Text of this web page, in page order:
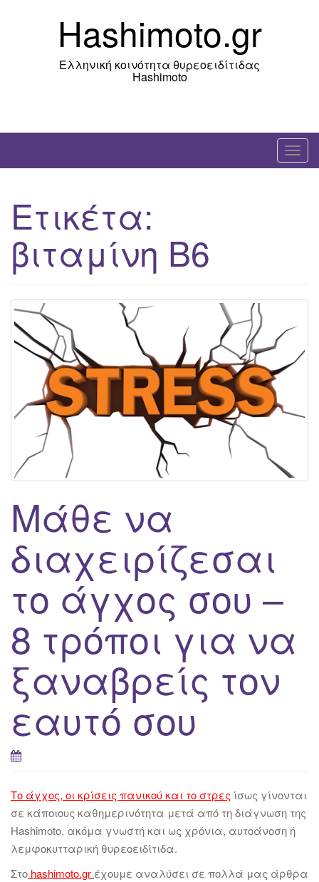
Hashimoto.gr
Ελληνική κοινότητα θυρεοειδίτιδας
Hashimoto
T
o
v
g
t
n
Ετικέτα:
βιταμίνη B6
Μάθε να
διαχειρίζεσαι
το άγχος σου –
8 τρόποι για να
ξαναβρείς τον
εαυτό σου
Το άγχος, οι κρίσεις πανικού και το στρες ίσως γίνονται
σε κάποιους καθημερινότητα μετά από τη διάγνωση της
Hashimoto, ακόμα γνωστή και ως χρόνια, αυτοάνοση ή
λεμφοκυτταρική θυρεοειδίτιδα.
Στο hashimoto.gr έχουμε αναλύσει σε πολλά μας άρθρα